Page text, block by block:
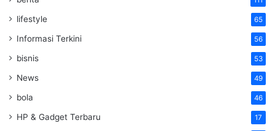
lifestyle 65
Informasi Terkini 56
bisnis 53
News 49
bola 46
HP & Gadget Terbaru 17